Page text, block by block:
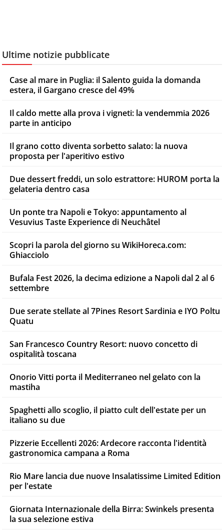
Ultime notizie pubblicate
Case al mare in Puglia: il Salento guida la domanda
estera, il Gargano cresce del 49%
Il caldo mette alla prova i vigneti: la vendemmia 2026
parte in anticipo
Il grano cotto diventa sorbetto salato: la nuova
proposta per l'aperitivo estivo
Due dessert freddi, un solo estrattore: HUROM porta la
gelateria dentro casa
Un ponte tra Napoli e Tokyo: appuntamento al
Vesuvius Taste Experience di Neuchâtel
Scopri la parola del giorno su WikiHoreca.com:
Ghiacciolo
Bufala Fest 2026, la decima edizione a Napoli dal 2 al 6
settembre
Due serate stellate al 7Pines Resort Sardinia e IYO Poltu
Quatu
San Francesco Country Resort: nuovo concetto di
ospitalità toscana
Onorio Vitti porta il Mediterraneo nel gelato con la
mastiha
Spaghetti allo scoglio, il piatto cult dell'estate per un
italiano su due
Pizzerie Eccellenti 2026: Ardecore racconta l'identità
gastronomica campana a Roma
Rio Mare lancia due nuove Insalatissime Limited Edition
per l'estate
Giornata Internazionale della Birra: Swinkels presenta
la sua selezione estiva